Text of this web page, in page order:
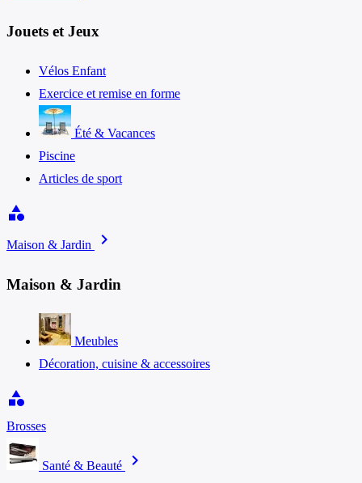
Jouets et Jeux
Vélos Enfant
Exercice et remise en forme
Été & Vacances
Piscine
Articles de sport
category
Maison & Jardin chevron_right
Maison & Jardin
Meubles
Décoration, cuisine & accessoires
category
Brosses
Santé & Beauté chevron_right